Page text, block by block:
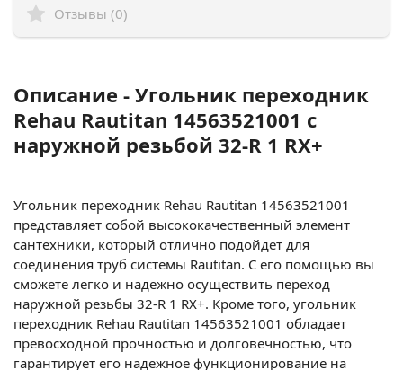
Отзывы (0)
Описание - Угольник переходник
Rehau Rautitan 14563521001 с
наружной резьбой 32-R 1 RX+
Угольник переходник Rehau Rautitan 14563521001
представляет собой высококачественный элемент
сантехники, который отлично подойдет для
соединения труб системы Rautitan. С его помощью вы
сможете легко и надежно осуществить переход
наружной резьбы 32-R 1 RX+. Кроме того, угольник
переходник Rehau Rautitan 14563521001 обладает
превосходной прочностью и долговечностью, что
гарантирует его надежное функционирование на